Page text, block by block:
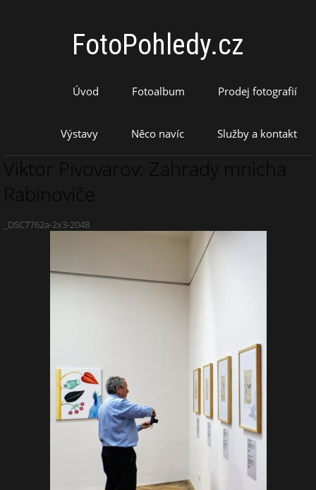
FotoPohledy.cz
Úvod Fotoalbum Prodej fotografií
Výstavy Něco navíc Služby a kontakt
Viktor Pivovarov: Zahrady mnicha
Rabinoviče
_DSC7762a-2x3-2048